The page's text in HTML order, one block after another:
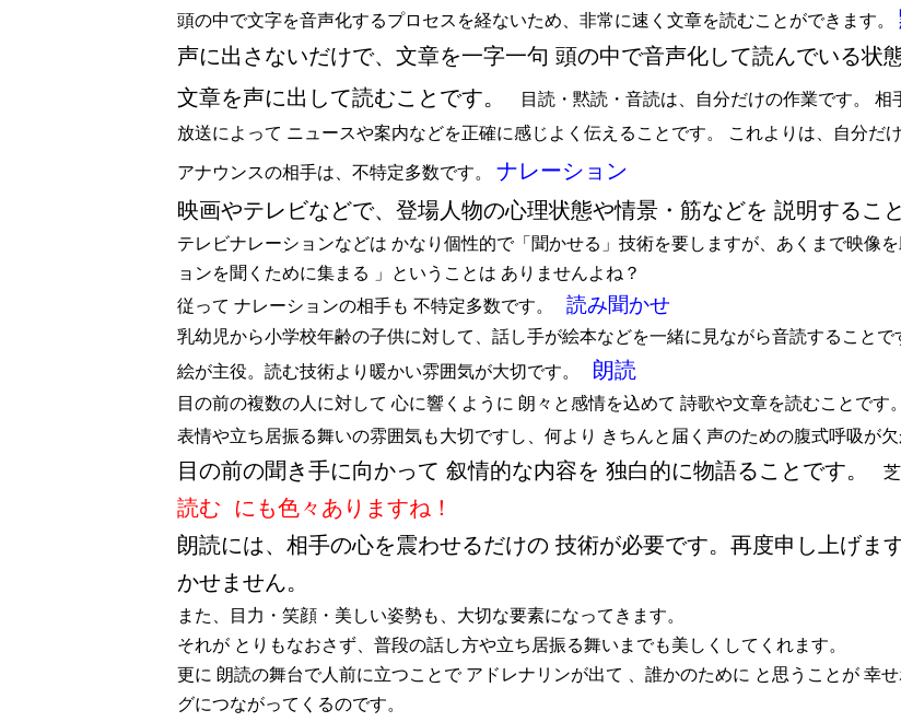
頭の中で文字を音声化するプロセスを経ないため、非常に速く文章を読むことができます。
声に出さないだけで、文章を一字一句 頭の中で音声化して読んでいる状態
文章を声に出して読むことです。 目読・黙読・音読は、自分だけの作業です。 相
放送によって ニュースや案内などを正確に感じよく伝えることです。 これよりは、自分だ
アナウンスの相手は、不特定多数です。
ナレーション
映画やテレビなどで、登場人物の心理状態や情景・筋などを 説明すること
テレビナレーションなどは かなり個性的で「聞かせる」技術を要しますが、あくまで映像
ョンを聞くために集まる 」ということは ありませんよね？
従って ナレーションの相手も 不特定多数です。
読み聞かせ
乳幼児から小学校年齢の子供に対して、話し手が絵本などを一緒に見ながら音読することで
絵が主役。読む技術より暖かい雰囲気が大切です。
朗読
目の前の複数の人に対して 心に響くように 朗々と感情を込めて 詩歌や文章を読むことです。
表情や立ち居振る舞いの雰囲気も大切ですし、何より きちんと届く声のための腹式呼吸が欠
目の前の聞き手に向かって 叙情的な内容を 独白的に物語ることです。
読む にも色々ありますね！
朗読には、相手の心を震わせるだけの 技術が必要です。再度申し上げま
かせません。
また、目力・笑顔・美しい姿勢も、大切な要素になってきます。
それが とりもなおさず、普段の話し方や立ち居振る舞いまでも美しくしてくれます。
更に 朗読の舞台で人前に立つことで アドレナリンが出て 、誰かのために と思うことが 幸
グにつながってくるのです。